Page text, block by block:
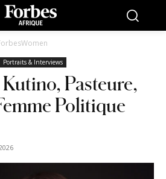
Portraits & Interviews
Pasteure,
Politique